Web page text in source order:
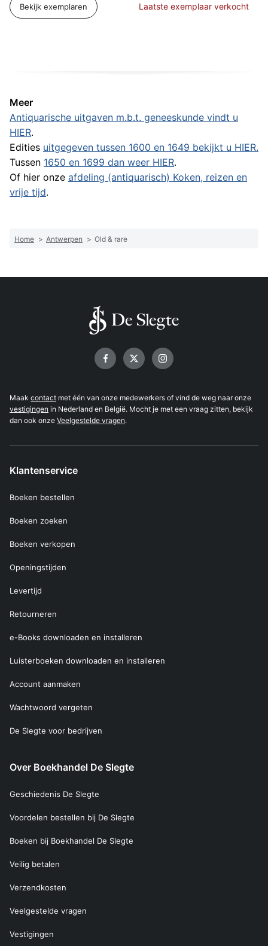
Laatste exemplaar verkocht
Bekijk exemplaren
Meer
Antiquarische uitgaven m.b.t. geneeskunde vindt u
HIER.
Edities uitgegeven tussen 1600 en 1649 bekijkt u HIER.
Tussen 1650 en 1699 dan weer HIER.
Of hier onze afdeling (antiquarisch) Koken, reizen en
vrije tijd.
Home > Antwerpen > Old & rare
Maak contact met één van onze medewerkers of vind de weg naar onze
vestigingen in Nederland en België. Mocht je met een vraag zitten, bekijk
dan ook onze Veelgestelde vragen.
Klantenservice
Boeken bestellen
Boeken zoeken
Boeken verkopen
Openingstijden
Levertijd
Retourneren
e-Books downloaden en installeren
Luisterboeken downloaden en installeren
Account aanmaken
Wachtwoord vergeten
De Slegte voor bedrijven
Over Boekhandel De Slegte
Geschiedenis De Slegte
Voordelen bestellen bij De Slegte
Boeken bij Boekhandel De Slegte
Veilig betalen
Verzendkosten
Veelgestelde vragen
Vestigingen